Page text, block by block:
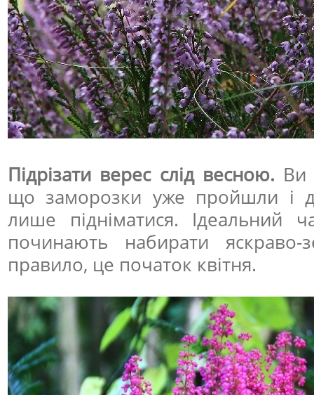
Підрізати верес слід весною. Ви
що заморозки уже пройшли і
лише підніматися. Ідеальний
починають набирати яскраво-
правило, це початок квітня.